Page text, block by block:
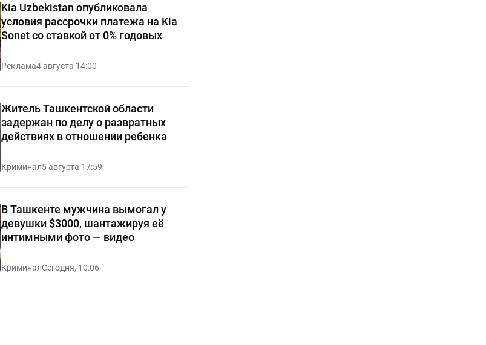
Kia Uzbekistan опубликовала
условия рассрочки платежа на Kia
Sonet со ставкой от 0% годовых
Реклама4 августа 14:00
Житель Ташкентской области
задержан по делу о развратных
действиях в отношении ребенка
Криминал5 августа 17:59
В Ташкенте мужчина вымогал у
девушки $3000, шантажируя её
интимными фото — видео
КриминалСегодня, 10:06